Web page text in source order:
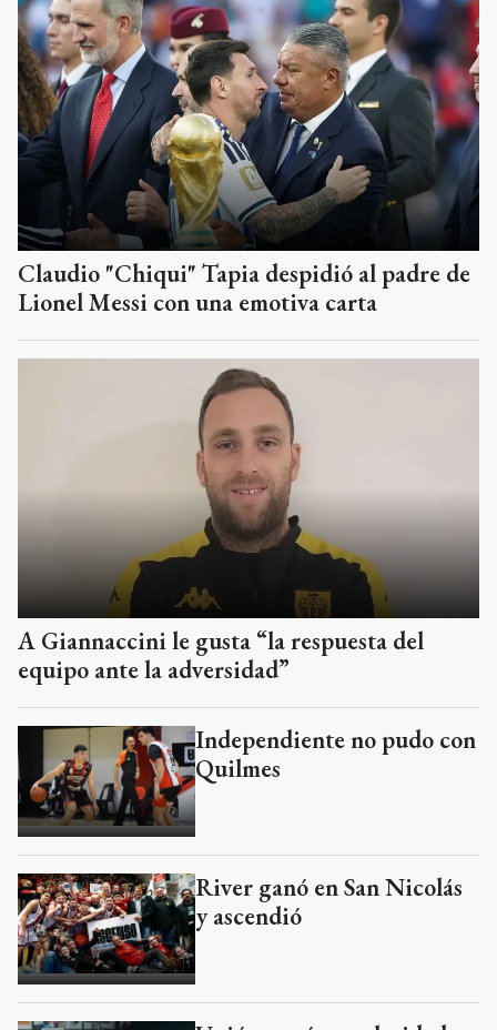
Claudio "Chiqui" Tapia despidió al padre de
Lionel Messi con una emotiva carta
A Giannaccini le gusta “la respuesta del
equipo ante la adversidad”
Independiente no pudo con
Quilmes
River ganó en San Nicolás
y ascendió